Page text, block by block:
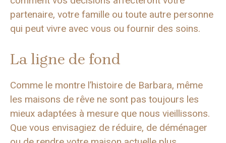
partenaire, votre famille ou toute autre personne
qui peut vivre avec vous ou fournir des soins.
La ligne de fond
Comme le montre l’histoire de Barbara, même
les maisons de rêve ne sont pas toujours les
mieux adaptées à mesure que nous vieillissons.
Que vous envisagiez de réduire, de déménager